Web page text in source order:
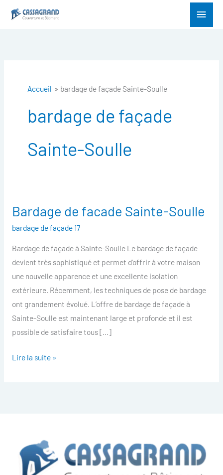
Menu
Accueil bardage de façade Sainte-Soulle
bardage de façade
Sainte-Soulle
Bardage de facade Sainte-Soulle
bardage de façade 17
Bardage de façade à Sainte-Soulle Le bardage de façade
devient très sophistiqué et permet d’offrir à votre maison
une nouvelle apparence et une excellente isolation
extérieure. Récemment, les techniques de pose de bardage
ont grandement évolué. L’offre de bardage de façade à
Sainte-Soulle est maintenant large et profonde et il est
possible de satisfaire tous […]
Bardage
Sainte-
Soulle
Lire la suite »